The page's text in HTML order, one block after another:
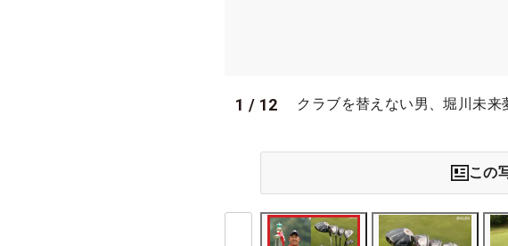
1 / 12 クラブを替えない男、堀川未来
この